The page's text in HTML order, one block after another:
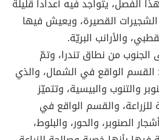
الفصل، يتواجد فيه أعداداً قليلة
القصيرة، ويعيش فيها
والأرانب البريّة.
الجنوب من نطاق تندرا، وتمّ
الواقع في الشمال، والذي
والتنوب والبيسية، وتتميّز
للزراعة، والقسم الواقع في
الصنوبر، والحور، والبلوط،